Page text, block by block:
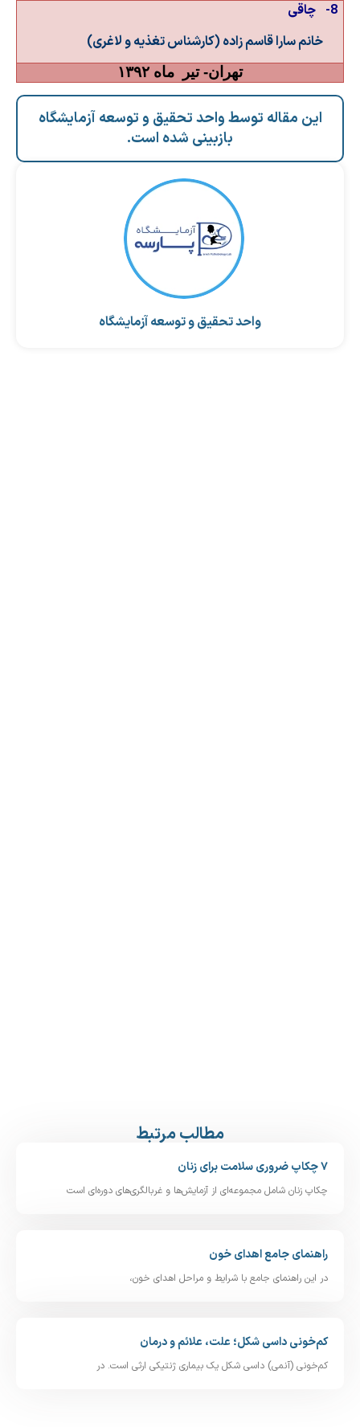
8-
چاقی
خانم سارا قاسم زاده (کارشناس تغذیه و لاغری)
تهران- تیر ماه ۱۳۹۲
این مقاله توسط واحد تحقیق و توسعه آزمایشگاه
بازبینی شده است.
واحد تحقیق و توسعه آزمایشگاه
مطالب مرتبط
۷ چکاپ ضروری سلامت برای زنان
چکاپ زنان شامل مجموعه‌ای از آزمایش‌ها و غربالگری‌های دوره‌ای است
راهنمای جامع اهدای خون
در این راهنمای جامع با شرایط و مراحل اهدای خون،
کم‌خونی داسی‌ شکل؛ علت، علائم و درمان
کم‌خونی (آنمی) داسی‌ شکل یک بیماری ژنتیکی ارثی است. در